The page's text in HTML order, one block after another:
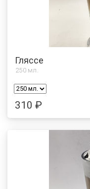
Гляссе
250 мл.
310 ₽